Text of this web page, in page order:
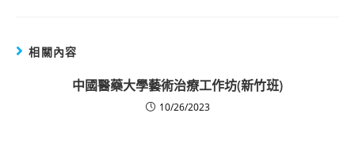
相關內容
中國醫藥大學藝術治療工作坊(新竹班)
10/26/2023